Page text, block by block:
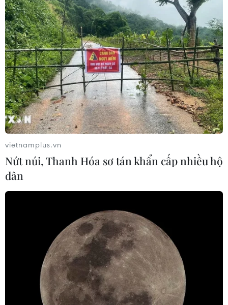
vietnamplus.vn
Nứt núi, Thanh Hóa sơ tán khẩn cấp nhiều hộ
dân